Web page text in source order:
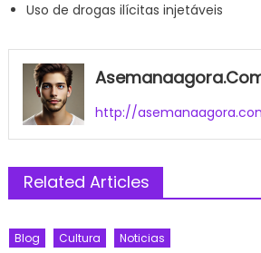
Uso de drogas ilícitas injetáveis
http://
Related Articles
Blog Cultura Noticias